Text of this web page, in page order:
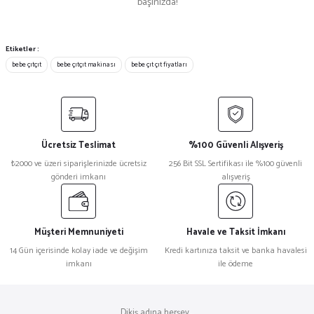
10.5mm Delikli Çıtçıt 1440 Adet
Etiketler :
bebe çıtçıt
bebe çıtçıt makinası bebe çıt çıt fiyatları
Ücretsiz Teslimat
₺2000 ve üzeri siparişlerinizde ücretsiz
gönderi imkanı
%100 Güvenli Alışveriş
256 Bit SSL Sertifikası ile %100 güvenli
alışveriş
Müşteri Memnuniyeti
14 Gün içerisinde kolay iade ve değişim
imkanı
Havale ve Taksit İmkanı
Kredi kartınıza taksit ve banka havalesi
ile ödeme